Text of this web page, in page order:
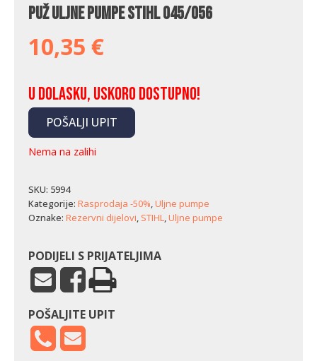
Puž uljne pumpe Stihl 045/056
10,35 €
U dolasku, uskoro dostupno!
POŠALJI UPIT
Nema na zalihi
SKU: 5994
Kategorije: Rasprodaja -50%,Uljne pumpe
Oznake: Rezervni dijelovi, STIHL,Uljne pumpe
PODIJELI S PRIJATELJIMA
POŠALJITE UPIT